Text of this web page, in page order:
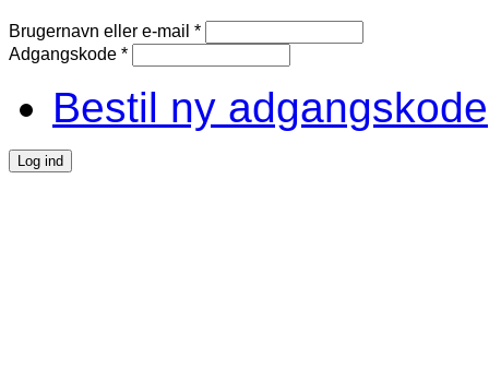
Brugernavn eller e-mail *
Adgangskode *
Bestil ny adgangskode